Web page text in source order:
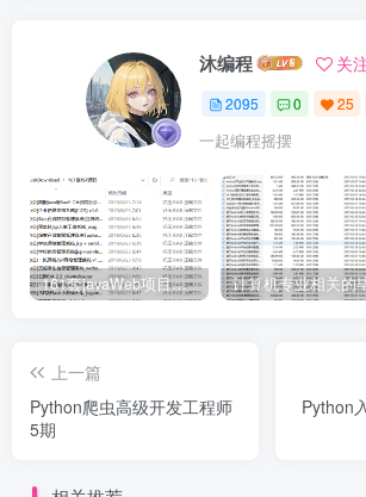
沐编程 关
2095 0 25
一起编程摇摆
161套javaWeb项目源码免费分享
上一篇
Python爬虫高级开发工程师
5期
Python